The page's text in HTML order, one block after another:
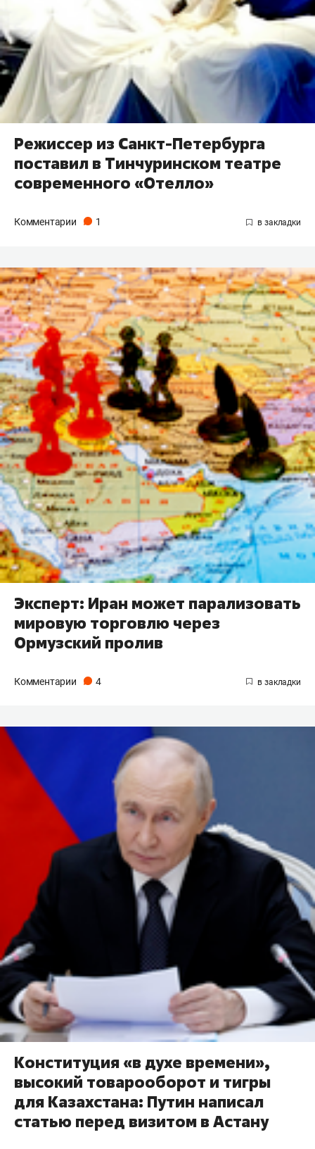
Режиссер из Санкт-Петербурга
поставил в Тинчуринском театре
современного «Отелло»
Комментарии 1
Эксперт: Иран может парализовать
мировую торговлю через
Ормузский пролив
Комментарии 4
Конституция «в духе времени»,
высокий товарооборот и тигры
для Казахстана: Путин написал
статью перед визитом в Астану